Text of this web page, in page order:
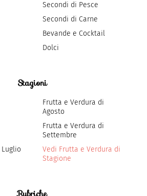
Secondi di Pesce
Secondi di Carne
Bevande e Cocktail
Dolci
Stagioni
Frutta e Verdura di
Agosto
Frutta e Verdura di
Settembre
Vedi Frutta e Verdura di
Stagione